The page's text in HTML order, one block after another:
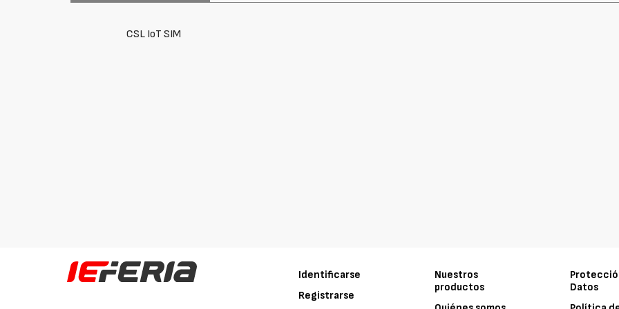
CSL IoT SIM
Identificarse
Registrarse
Nuestros
productos
Datos